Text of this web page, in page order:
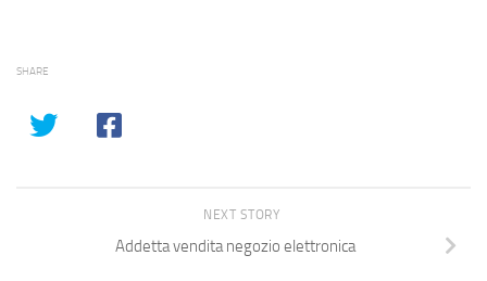
SHARE
NEXT STORY
Addetta vendita negozio elettronica